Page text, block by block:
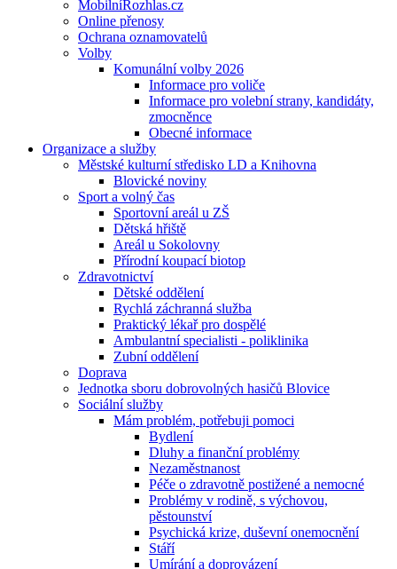
MobilníRozhlas.cz
Online přenosy
Ochrana oznamovatelů
Volby
Komunální volby 2026
Informace pro voliče
Informace pro volební strany, kandidáty,
zmocněnce
Obecné informace
Organizace a služby
Městské kulturní středisko LD a Knihovna
Blovické noviny
Sport a volný čas
Sportovní areál u ZŠ
Dětská hřiště
Areál u Sokolovny
Přírodní koupací biotop
Zdravotnictví
Dětské oddělení
Rychlá záchranná služba
Praktický lékař pro dospělé
Ambulantní specialisti - poliklinika
Zubní oddělení
Doprava
Jednotka sboru dobrovolných hasičů Blovice
Sociální služby
Mám problém, potřebuji pomoci
Bydlení
Dluhy a finanční problémy
Nezaměstnanost
Péče o zdravotně postižené a nemocné
Problémy v rodině, s výchovou,
pěstounství
Psychická krize, duševní onemocnění
Stáří
Umírání a doprovázení